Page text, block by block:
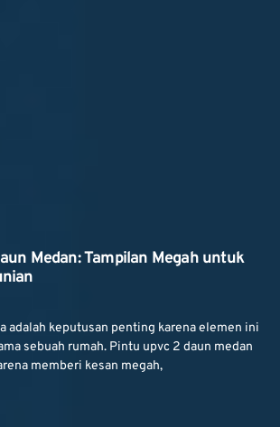
Medan: Tampilan Megah untuk
adalah keputusan penting karena elemen ini
sebuah rumah. Pintu upvc 2 daun medan
memberi kesan megah,